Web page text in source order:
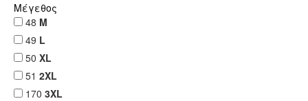
Μέγεθος
48 M
49 L
50 XL
51 2XL
170 3XL